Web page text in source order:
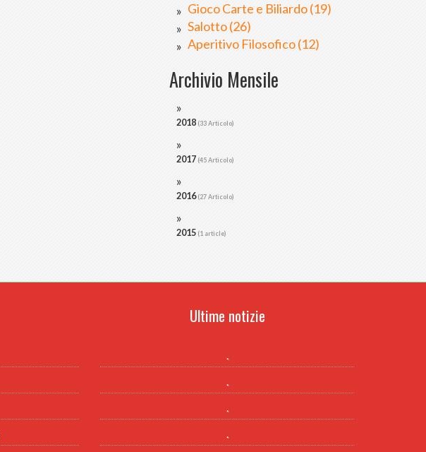
Gioco Carte e Biliardo (19)
Salotto (26)
Aperitivo Filosofico (12)
Archivio Mensile
2018 (33 Articolo)
2017 (45 Articolo)
2016(27 Articolo)
2015 (1 article)
Ultime notizie
.
.
.
.